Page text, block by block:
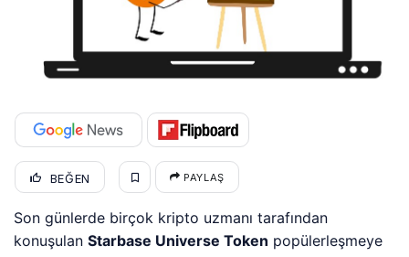
BEĞEN PAYLAŞ
Son günlerde birçok kripto uzmanı tarafından
konuşulanStarbase Universe Token popülerleşmeye